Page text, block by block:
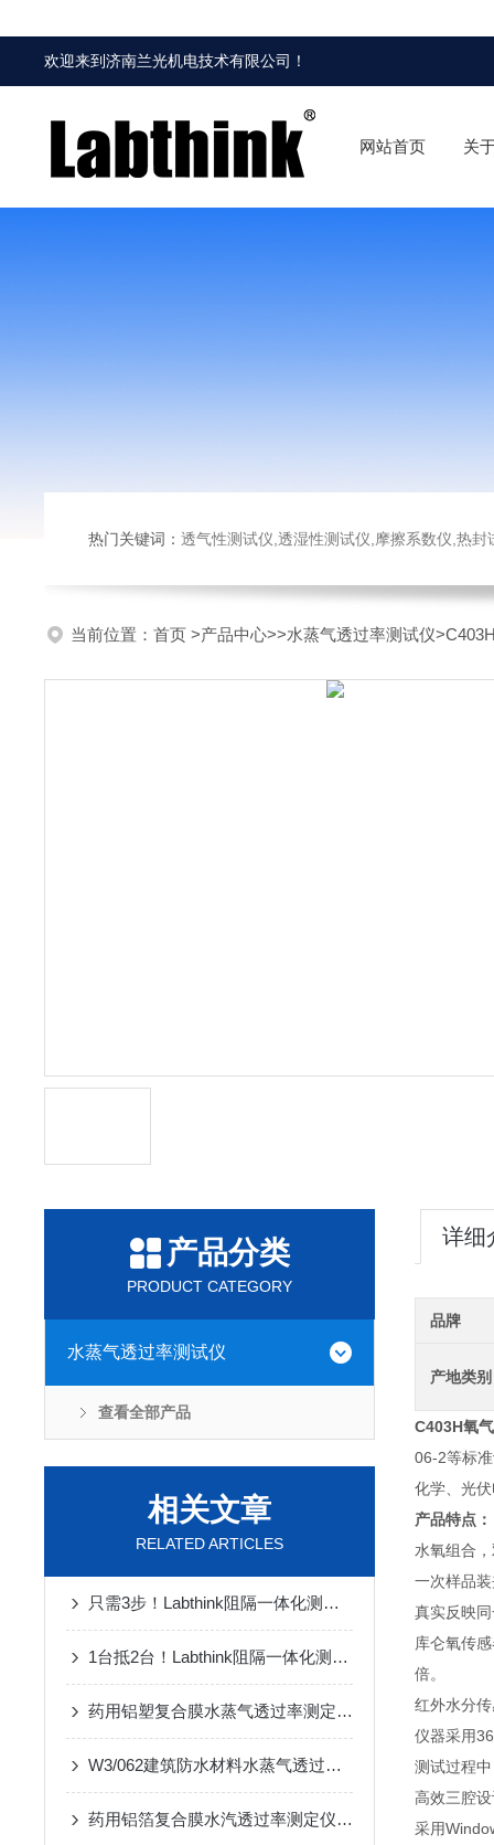
欢迎来到济南兰光机电技术有限公司 ！
网站首页 关
热门关键词： 透气性测试仪,透湿性测试仪,摩擦系数仪,热封试验仪,
当前位置： 首页 >产品中心>>水蒸气透过率测试仪
产品分类
PRODUCT CATEGORY
水蒸气透过率测试仪
查看全部产品
相关文章
RELATED ARTICLES
只需3步！Labthink阻隔一体化测试仪器选型指南
1台抵2台！Labthink阻隔一体化测试仪器家族重磅发布
药用铝塑复合膜水蒸气透过率测定仪：简介与应用重要性
W3/062建筑防水材料水蒸气透过量测定仪的专业技术解析
药用铝箔复合膜水汽透过率测定仪：简介与参数
详细
品牌
产地类别
C403H氧
06-2等标
化学、光
产品特点：
水氧组合
一次样品
真实反映
库仑氧传
倍。
红外水分
仪器采用
测试过程
高效三腔
采用